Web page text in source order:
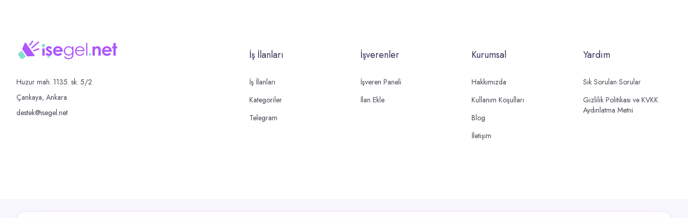
Huzur mah. 1135. sk. 5/2
Çankaya, Ankara
destek@isegel.net
İş İlanları
İş İlanları
Kategoriler
Telegram
İşverenler
İşveren Paneli
İlan Ekle
Kurumsal
Hakkımızda
Kullanım Koşulları
Blog
İletişim
Yardım
Sık Sorulan Sorular
Gizlilik Politikası ve KVKK
Aydınlatma Metni